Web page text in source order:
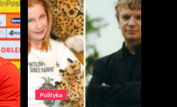
Polityka